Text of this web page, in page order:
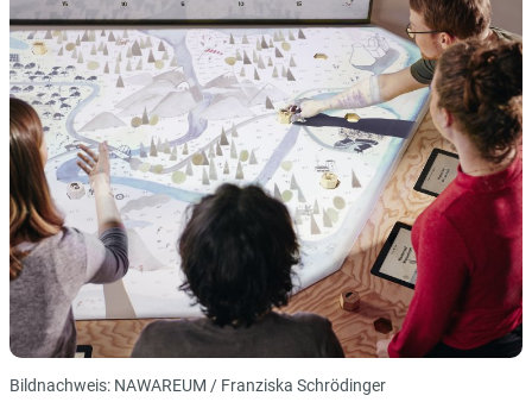
Bildnachweis: NAWAREUM / Franziska Schrödinger